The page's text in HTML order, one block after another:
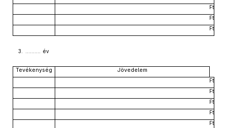
Ft
Ft
Ft
3. .......... év
Tevékenység Jövedelem
Ft
Ft
Ft
Ft
Ft